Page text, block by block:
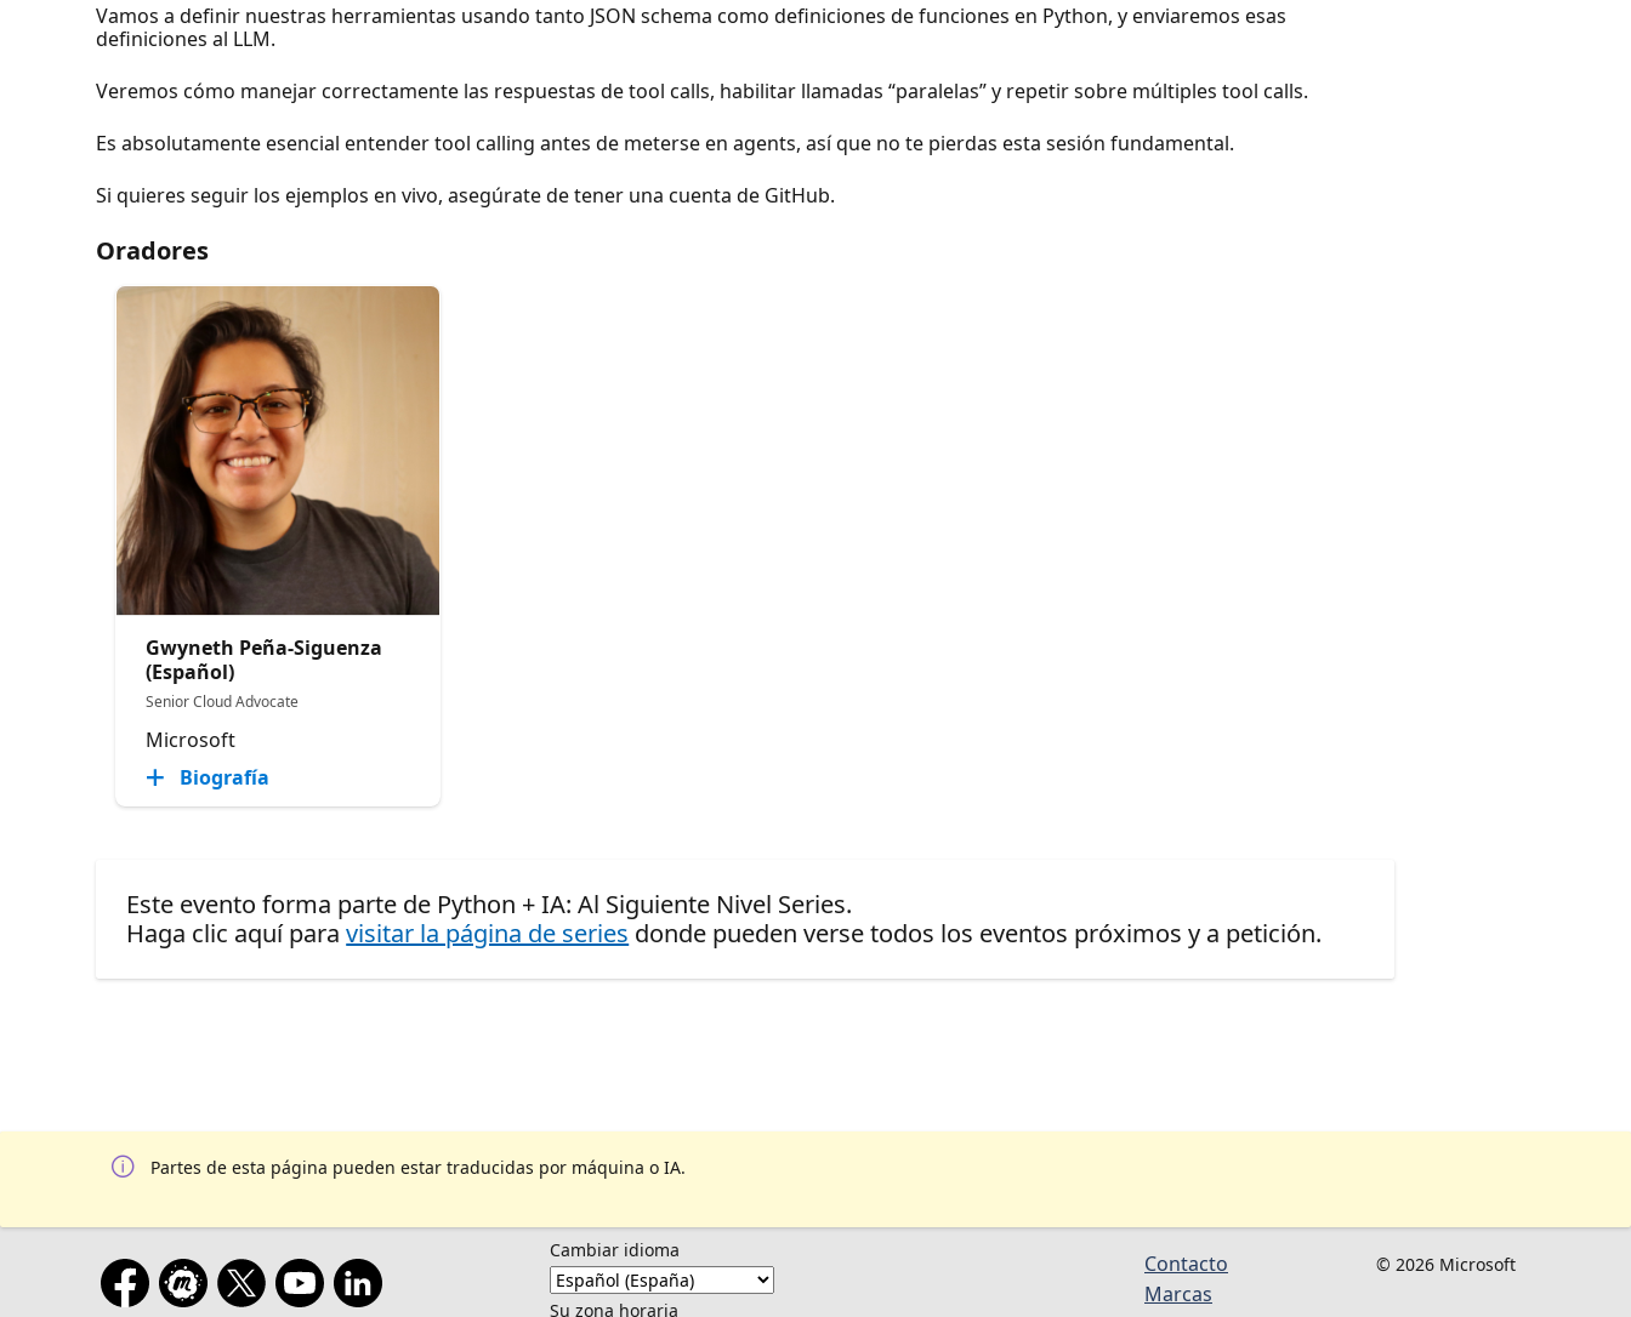
Vamos a definir nuestras herramientas usando tanto JSON schema como definiciones de funciones en Python, y enviaremos esas
definiciones al LLM.
Veremos cómo manejar correctamente las respuestas de tool calls, habilitar llamadas “paralelas” y repetir sobre múltiples tool calls.
Es absolutamente esencial entender tool calling antes de meterse en agents, así que no te pierdas esta sesión fundamental.
Si quieres seguir los ejemplos en vivo, asegúrate de tener una cuenta de GitHub.
Oradores
Gwyneth Peña-Siguenza
(Español)
Senior Cloud Advocate
Microsoft
Biografía
Este evento forma parte de Python + IA: Al Siguiente Nivel Series.
Haga clic aquí paravisitar la página de series donde pueden verse todos los eventos próximos y a petición.
Partes de esta página pueden estar traducidas por máquina o IA.
Cambiar idioma
Su zona horaria
Contacto
Marcas
© 2026 Microsoft